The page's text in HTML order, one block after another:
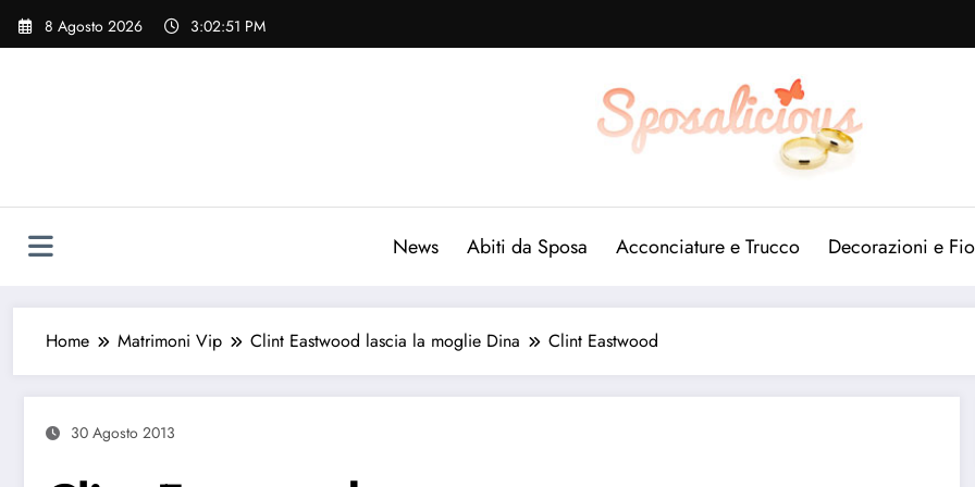
Vai
8 Agosto 2026 3:02:52 PM
News Abiti da Sposa Acconciature e Trucco Decorazioni e
Home Matrimoni Vip Clint Eastwood lascia la moglie Dina Clint Eastwood
30 Agosto 2013